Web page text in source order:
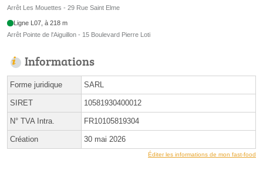
Arrêt Les Mouettes - 29 Rue Saint Elme
Ligne L07, à 218 m
Arrêt Pointe de l'Aiguillon - 15 Boulevard Pierre Loti
Informations
Forme juridique SARL
SIRET 10581930400012
N° TVA Intra. FR10105819304
Création 30 mai 2026
Éditer les informations de mon fast-food